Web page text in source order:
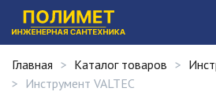
Главная Каталог товаров
Инструмент VALTEC